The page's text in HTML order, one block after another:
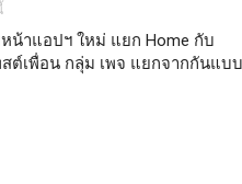
น้าแอปฯ ใหม่ แยก Home กับ
สต์เพื่อน กลุ่ม เพจ แยกจากกันแบบ